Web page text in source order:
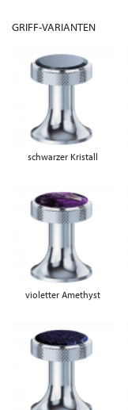
GRIFF-VARIANTEN
schwarzer Kristall
violetter Amethyst